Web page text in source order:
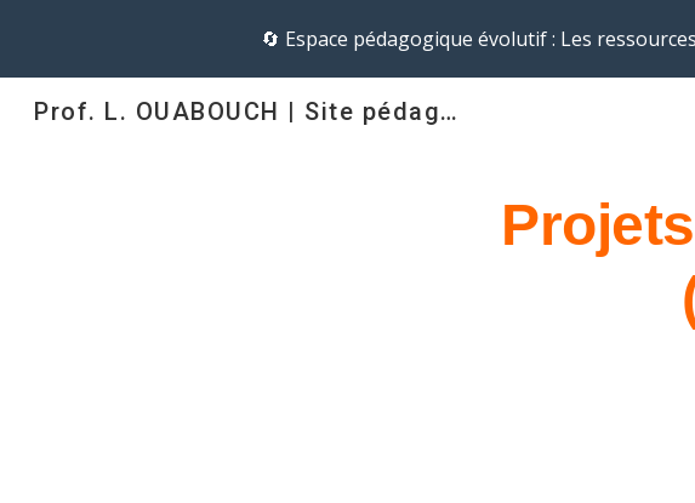
Skip to main content
🔄 Espace pédagogique évolutif : Les
Prof. L. OUABOUCH | Site pédagogique